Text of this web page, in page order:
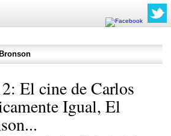
El cine de Carlos
Igual, El